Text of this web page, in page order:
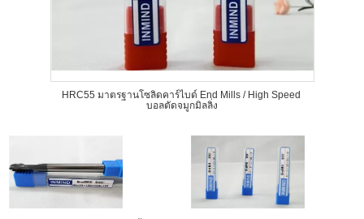
HRC55 มาตรฐานโซลิดคาร์ไบด์ End Mills / High Speed ​​
บอลตัดจมูกมิลลิ่ง